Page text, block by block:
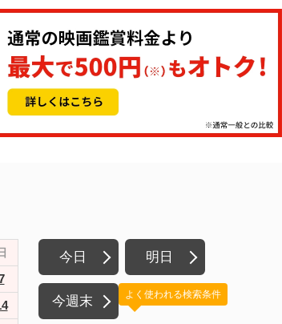
今日 明日
今週末 よく使われる検索条件